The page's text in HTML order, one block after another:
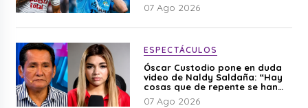
07 Ago 2026
ESPECTÁCULOS
Óscar Custodio pone en duda
video de Naldy Saldaña: “Hay
cosas que de repente se han
editado”
07 Ago 2026